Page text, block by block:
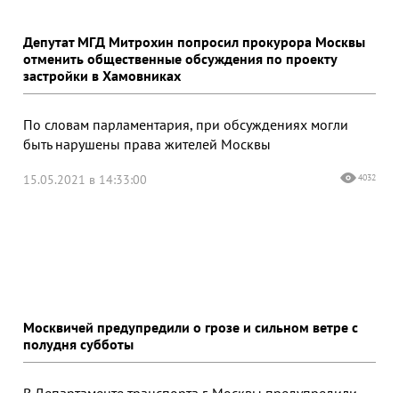
Депутат МГД Митрохин попросил прокурора Москвы
отменить общественные обсуждения по проекту
застройки в Хамовниках
По словам парламентария, при обсуждениях могли
быть нарушены права жителей Москвы
15.05.2021 в 14:33:00 4032
Москвичей предупредили о грозе и сильном ветре с
полудня субботы